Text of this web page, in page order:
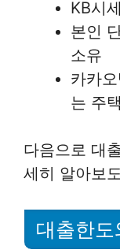
KB시
본인
소유
카카
는 주택
다음으로 대
세히 알아보
대출한